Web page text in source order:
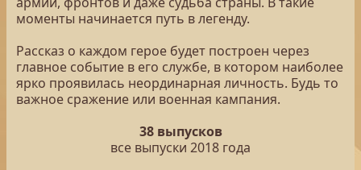
моменты начинается путь в легенду.
Рассказ о каждом герое будет построен через
главное событие в его службе, в котором наиболее
ярко проявилась неординарная личность. Будь то
важное сражение или военная кампания.
38 выпусков
все выпуски 2018 года